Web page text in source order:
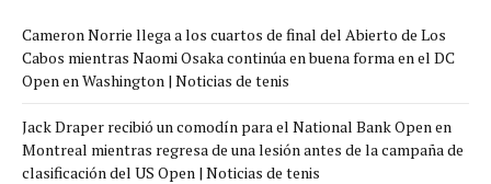
Cameron Norrie llega a los cuartos de final del Abierto de Los
Cabos mientras Naomi Osaka continúa en buena forma en el DC
Open en Washington | Noticias de tenis
Jack Draper recibió un comodín para el National Bank Open en
Montreal mientras regresa de una lesión antes de la campaña de
clasificación del US Open | Noticias de tenis